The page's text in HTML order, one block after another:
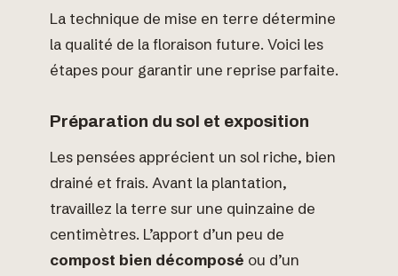
La technique de mise en terre détermine
la qualité de la floraison future. Voici les
étapes pour garantir une reprise parfaite.
Préparation du sol et exposition
Les pensées apprécient un sol riche, bien
drainé et frais. Avant la plantation,
travaillez la terre sur une quinzaine de
centimètres. L’apport d’un peu de
compost bien décomposé ou d’un